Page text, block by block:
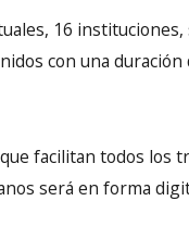
16 instituciones,
con una duración
facilitan todos los
será en forma